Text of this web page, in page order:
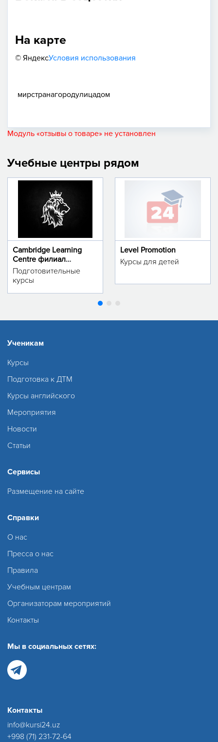
На карте
© ЯндексУсловия использования
мирстранагородулицадом
Модуль «отзывы о товаре» не установлен
Учебные центры рядом
Cambridge Learning
Centre филиал
м.Тинчлик
Подготовительные
курсы
Level Promotion
Курсы для детей
Ученикам
Курсы
Подготовка к ДТМ
Курсы английского
Мероприятия
Новости
Статьи
Сервисы
Размещение на сайте
Справки
О нас
Пресса о нас
Правила
Учебным центрам
Организаторам мероприятий
Контакты
Мы в социальных сетях:
Контакты
info@kursi24.uz
+998 (71) 231-72-64